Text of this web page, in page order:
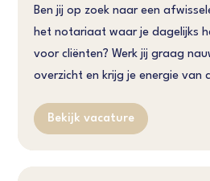
Ben jij op zoek naar een
het notariaat waar je dagelijks
voor cliënten? Werk jij graag
overzicht en krijg je energie van
Bekijk vacature